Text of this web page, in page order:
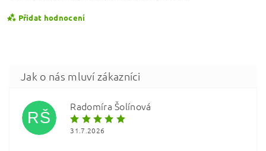
Přidat hodnocení
RŠ
Radomíra Šolínová
31.7.2026